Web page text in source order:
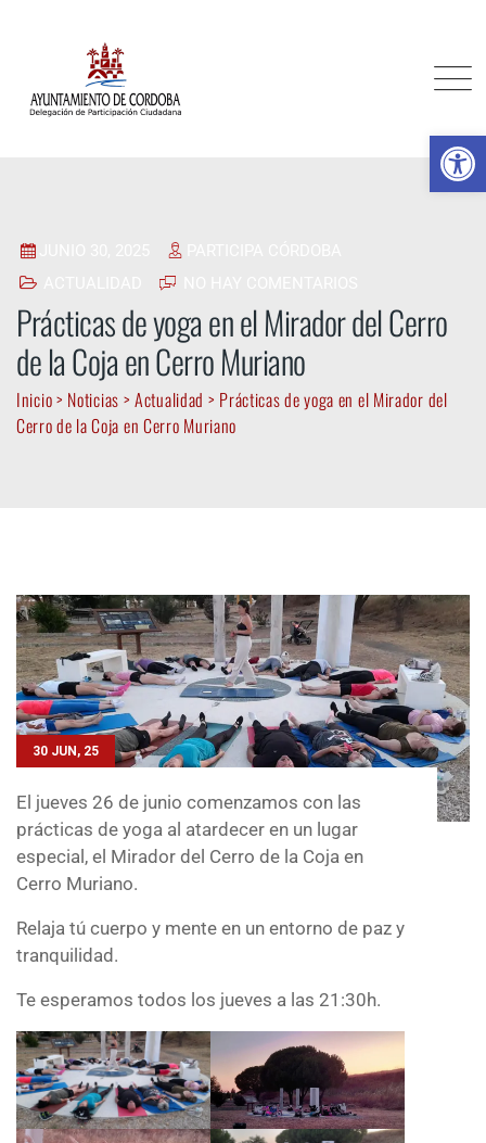
Prácticas de yoga en el Mirador del Cerro
de la Coja en Cerro Muriano
Inicio> Noticias >Actualidad > Prácticas de yoga en el Mirador del
Cerro de la Coja en Cerro Muriano
30 JUN, 25
El jueves 26 de junio comenzamos con las
prácticas de yoga al atardecer en un lugar
especial, el Mirador del Cerro de la Coja en
Cerro Muriano.
Relaja tú cuerpo y mente en un entorno de paz y
tranquilidad.
Te esperamos todos los jueves a las 21:30h.